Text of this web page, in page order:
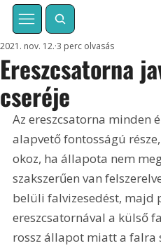
Ereszcsatorna
cseréje
2021. nov. 12. 3 perc olvasás
Az ereszcsatorna minden
alapvető fontosságú
okoz, ha állapota nem
szakszerűen van
belüli falvizesedést, majd
ereszcsatornával a külső
rossz állapot miatt a falra